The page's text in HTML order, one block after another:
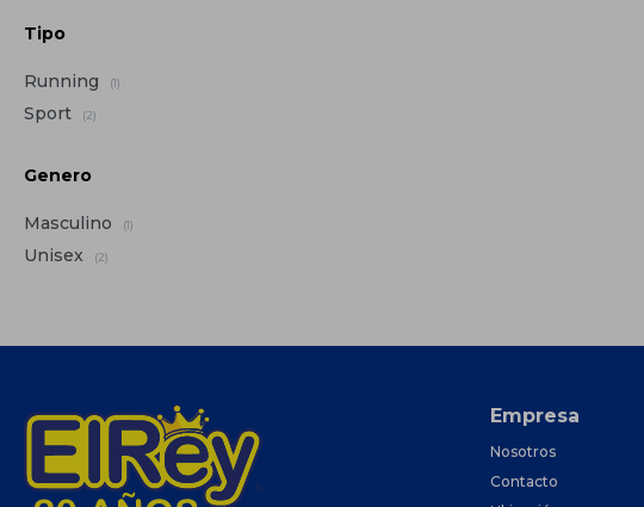
Tipo
Running (1)
Sport (2)
Genero
Masculino (1)
Unisex (2)
Empresa
Nosotros
Contacto